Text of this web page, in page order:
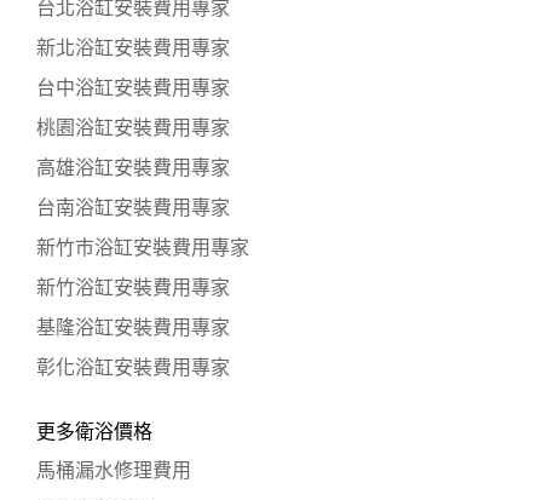
台北浴缸安裝費用專家
新北浴缸安裝費用專家
台中浴缸安裝費用專家
桃園浴缸安裝費用專家
高雄浴缸安裝費用專家
台南浴缸安裝費用專家
新竹市浴缸安裝費用專家
新竹浴缸安裝費用專家
基隆浴缸安裝費用專家
彰化浴缸安裝費用專家
更多衛浴價格
馬桶漏水修理費用